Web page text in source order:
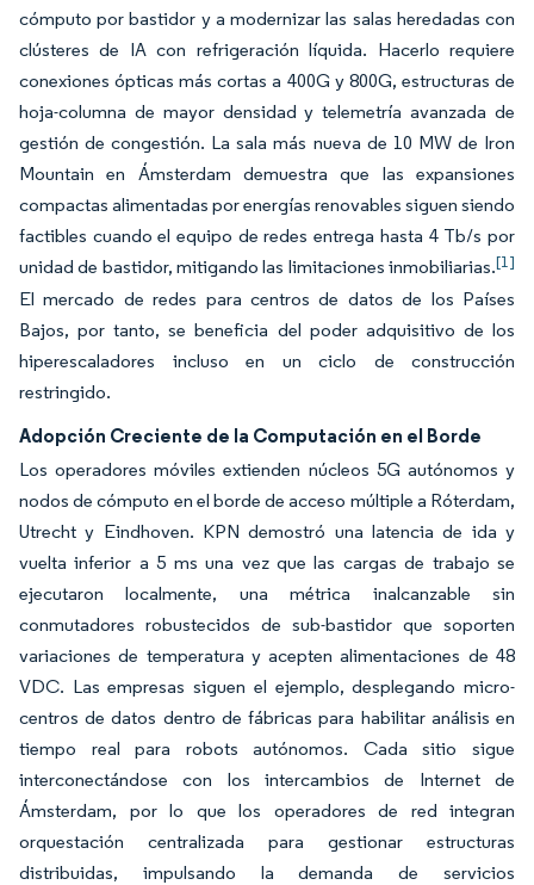
cómputo por bastidor y a modernizar las salas heredadas con
clústeres de IA con refrigeración líquida. Hacerlo requiere
conexiones ópticas más cortas a 400G y 800G, estructuras de
hoja-columna de mayor densidad y telemetría avanzada de
gestión de congestión. La sala más nueva de 10 MW de Iron
Mountain en Ámsterdam demuestra que las expansiones
compactas alimentadas por energías renovables siguen siendo
factibles cuando el equipo de redes entrega hasta 4 Tb/s por
unidad de bastidor, mitigando las limitaciones inmobiliarias.[1]
El mercado de redes para centros de datos de los Países
Bajos, por tanto, se beneficia del poder adquisitivo de los
hiperescaladores incluso en un ciclo de construcción
restringido.
Adopción Creciente de la Computación en el Borde
Los operadores móviles extienden núcleos 5G autónomos y
nodos de cómputo en el borde de acceso múltiple a Róterdam,
Utrecht y Eindhoven. KPN demostró una latencia de ida y
vuelta inferior a 5 ms una vez que las cargas de trabajo se
ejecutaron localmente, una métrica inalcanzable sin
conmutadores robustecidos de sub-bastidor que soporten
variaciones de temperatura y acepten alimentaciones de 48
VDC. Las empresas siguen el ejemplo, desplegando micro-
centros de datos dentro de fábricas para habilitar análisis en
tiempo real para robots autónomos. Cada sitio sigue
interconectándose con los intercambios de Internet de
Ámsterdam, por lo que los operadores de red integran
orquestación centralizada para gestionar estructuras
distribuidas, impulsando la demanda de servicios